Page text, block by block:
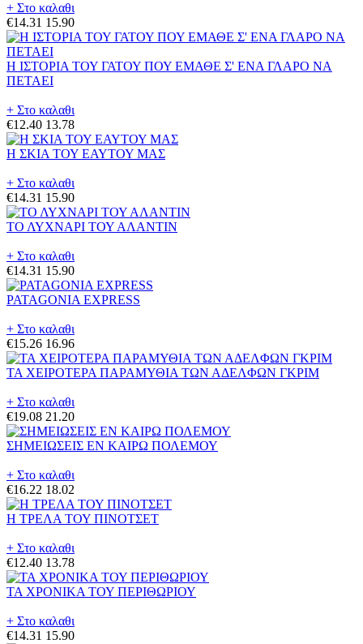
+ Στο καλαθι
€14.31 15.90
Η ΙΣΤΟΡΙΑ ΤΟΥ ΓΑΤΟΥ ΠΟΥ ΕΜΑΘΕ Σ' ΕΝΑ ΓΛΑΡΟ ΝΑ
ΠΕΤΑΕΙ
+ Στο καλαθι
€12.40 13.78
Η ΣΚΙΑ ΤΟΥ ΕΑΥΤΟΥ ΜΑΣ
+ Στο καλαθι
€14.31 15.90
ΤΟ ΛΥΧΝΑΡΙ ΤΟΥ ΑΛΑΝΤΙΝ
+ Στο καλαθι
€14.31 15.90
PATAGONIA EXPRESS
+ Στο καλαθι
€15.26 16.96
ΤΑ ΧΕΙΡΟΤΕΡΑ ΠΑΡΑΜΥΘΙΑ ΤΩΝ ΑΔΕΛΦΩΝ ΓΚΡΙΜ
+ Στο καλαθι
€19.08 21.20
ΣΗΜΕΙΩΣΕΙΣ ΕΝ ΚΑΙΡΩ ΠΟΛΕΜΟΥ
+ Στο καλαθι
€16.22 18.02
Η ΤΡΕΛΑ ΤΟΥ ΠΙΝΟΤΣΕΤ
+ Στο καλαθι
€12.40 13.78
ΤΑ ΧΡΟΝΙΚΑ ΤΟΥ ΠΕΡΙΘΩΡΙΟΥ
+ Στο καλαθι
€14.31 15.90